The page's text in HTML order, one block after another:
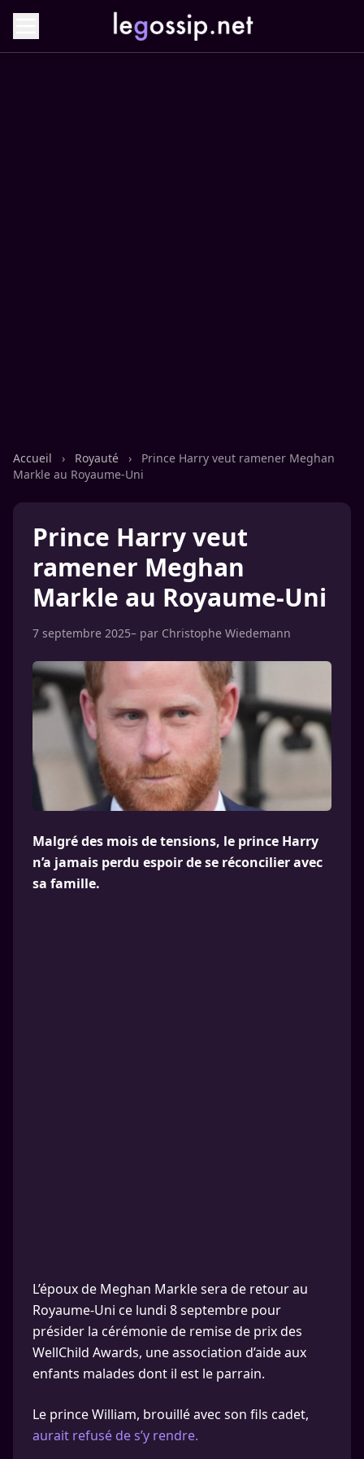
Accueil › Royauté ›
Prince Harry veut ramener Meghan
Markle au Royaume-Uni
Prince Harry veut
ramener Meghan
Markle au Royaume-Uni
7 septembre 2025– par Christophe Wiedemann
Malgré des mois de tensions, le prince Harry
n’a jamais perdu espoir de se réconcilier avec
sa famille.
L’époux de Meghan Markle sera de retour au
Royaume-Uni ce lundi 8 septembre pour
présider la cérémonie de remise de prix des
WellChild Awards, une association d’aide aux
enfants malades dont il est le parrain.
Le prince William, brouillé avec son fils cadet,
aurait refusé de s’y rendre.